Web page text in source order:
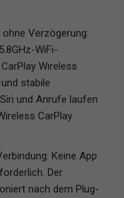
Verzögerung:
WiFi-
Wireless
stabile
und Anrufe laufen
CarPlay
Keine App
Der
nach dem Plug-